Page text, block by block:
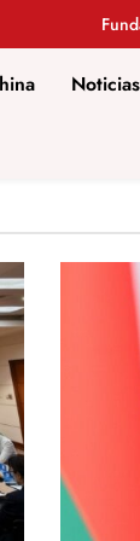
Noticias